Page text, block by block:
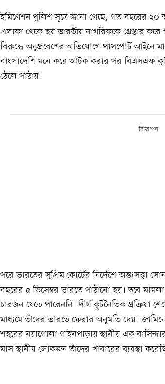
ইমিগ্রেশন পুলিশ সূত্রে জানা গেছে, গত বছরের
এলাকা থেকে ছয় ভারতীয় নাগরিককে গ্রেপ্তার
বিরুদ্ধে অনুপ্রবেশের অভিযোগে পাসপোর্ট আইনে
বাংলাদেশি মনে করে আটক করার পর বিএসএফ
ঠেলে পাঠায়।
বিজ্ঞাপন
পরে ভারতের সুপ্রিম কোর্টের নির্দেশে অন্তঃসত্ত্বা
বছরের ৫ ডিসেম্বর ভারতে পাঠানো হয়। তবে
চারজন যেতে পারেননি। দীর্ঘ কূটনৈতিক প্রক্রিয়া
মাধ্যমে তাঁদের ভারতে ফেরার অনুমতি দেয়।
শহরের নয়াগোলা গাইনপাড়ায় স্থানীয় এক
মাস স্থানীয় লোকজন তাঁদের খাবারের ব্যবস্থা